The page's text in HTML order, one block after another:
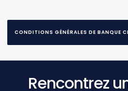
CONDITIONS GÉNÉRALES DE BANQUE
Rencontrez